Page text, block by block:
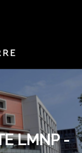
LMNP -